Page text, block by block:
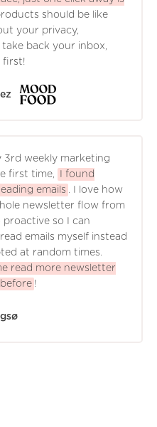
should be like
your privacy,
back your inbox,
first!
3rd weekly marketing
first time,
I found
emails . I love how
newsletter flow from
so I can
emails myself instead
at random times.
read more newsletter
!